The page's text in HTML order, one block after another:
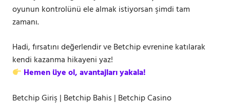
oyunun kontrolünü ele almak istiyorsan şimdi tam
zamanı.
Hadi, fırsatını değerlendir ve Betchip evrenine katılarak
kendi kazanma hikayeni yaz!
Hemen üye ol, avantajları yakala!
Betchip Giriş | Betchip Bahis | Betchip Casino